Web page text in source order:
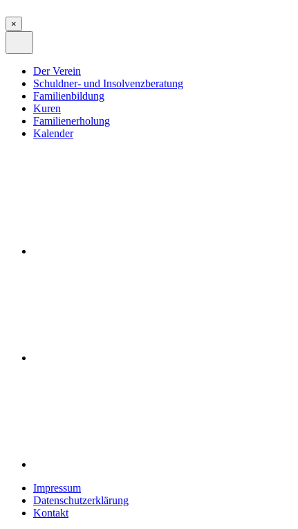
×
Navigation
Der Verein
Schuldner- und Insolvenzberatung
Familienbildung
Kuren
Familienerholung
Kalender
Impressum
Datenschutzerklärung
Kontakt